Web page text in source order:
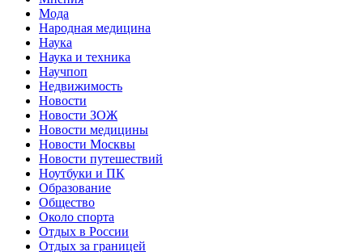
Мода
Народная медицина
Наука
Наука и техника
Научпоп
Недвижимость
Новости
Новости ЗОЖ
Новости медицины
Новости Москвы
Новости путешествий
Ноутбуки и ПК
Образование
Общество
Около спорта
Отдых в России
Отдых за границей